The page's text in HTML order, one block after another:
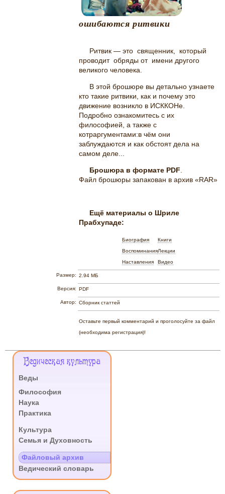
ошибаются ритвики
Ритвик — это священник, который
проводит обряды от имени другого
великого человека.
В этой брошюре вы детально узнаете
кто такие ритвики, как и почему это
движение возникло в ИСККОНе.
Подробно ознакомитесь с их
философией, а также с
котраргументами:в чём они
заблуждаются и как обстоят дела на
самом деле...
Брошюра в формате PDF
Файл брошюры запакован в архив «RAR»
Ещё материалы о Шриле
Прабхупаде:
Биография
Книги
ВоспоминанияЛекции
Наставления
Видео
Размер: 2.94 МБ
Версия: PDF
Автор: Сборник статтей
Оставьте первый комментарий и проголосуйте за файл
(необходима регистрация)!
Меню
Ведическая культура
Веды
Философия
Наука
Практика
Культура
Семья и Духовность
Файловый архив
Ведический словарь